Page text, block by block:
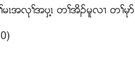
မၚအလုႈအပွၚ့ တႈအိဥမူလ႕ တႈမုဏ